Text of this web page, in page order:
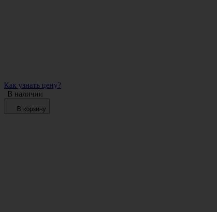
Как узнать цену?
В наличии
В корзину